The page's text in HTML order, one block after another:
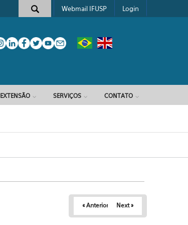
Webmail IFUSP Login
EXTENSÃO SERVIÇOS CONTATO
« Anterior Next »